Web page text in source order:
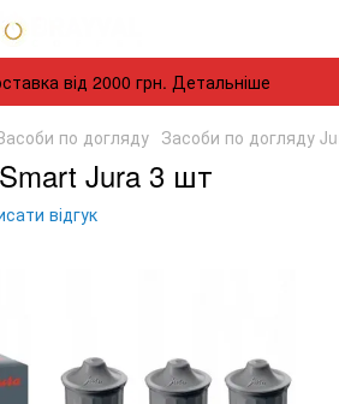
від 2000 грн. Детальніше
по догляду Засоби по догляду
Jura 3 шт
відгук